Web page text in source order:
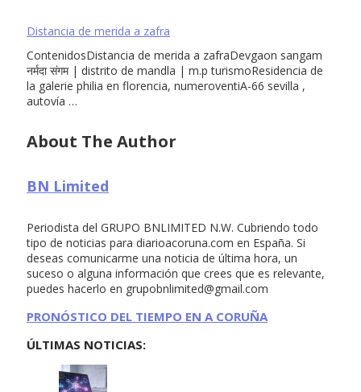
Distancia de merida a zafra
ContenidosDistancia de merida a zafraDevgaon sangam
नर्मदा संगम | distrito de mandla | m.p turismoResidencia de
la galerie philia en florencia, numeroventiA-66 sevilla ,
autovía …
About The Author
BN Limited
Periodista del GRUPO BNLIMITED N.W. Cubriendo todo
tipo de noticias para diarioacoruna.com en España. Si
deseas comunicarme una noticia de última hora, un
suceso o alguna información que crees que es relevante,
puedes hacerlo en grupobnlimited@gmail.com
PRONÓSTICO DEL TIEMPO EN A CORUÑA
ÚLTIMAS NOTICIAS: